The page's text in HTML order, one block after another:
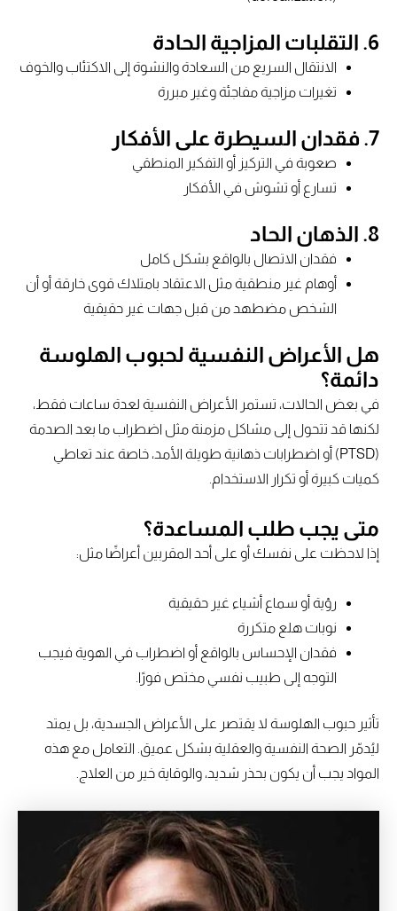
6. التقلبات المزاجية الحادة
الانتقال السريع من السعادة والنشوة إلى الاكتئاب والخوف
تغيرات مزاجية مفاجئة وغير مبررة
7. فقدان السيطرة على الأفكار
صعوبة في التركيز أو التفكير المنطقي
تسارع أو تشوش في الأفكار
8. الذهان الحاد
فقدان الاتصال بالواقع بشكل كامل
أوهام غير منطقية مثل الاعتقاد بامتلاك قوى خارقة أو أن
الشخص مضطهد من قبل جهات غير حقيقية
هل الأعراض النفسية لحبوب الهلوسة
دائمة؟
في بعض الحالات، تستمر الأعراض النفسية لعدة ساعات فقط،
لكنها قد تتحول إلى مشاكل مزمنة مثل اضطراب ما بعد الصدمة
(PTSD) أو اضطرابات ذهانية طويلة الأمد، خاصة عند تعاطي
كميات كبيرة أو تكرار الاستخدام.
متى يجب طلب المساعدة؟
إذا لاحظت على نفسك أو على أحد المقربين أعراضًا مثل:
رؤية أو سماع أشياء غير حقيقية
نوبات هلع متكررة
فقدان الإحساس بالواقع أو اضطراب في الهوية فيجب
التوجه إلى طبيب نفسي مختص فورًا.
تأثير حبوب الهلوسة لا يقتصر على الأعراض الجسدية، بل يمتد
ليُدمّر الصحة النفسية والعقلية بشكل عميق. التعامل مع هذه
المواد يجب أن يكون بحذر شديد، والوقاية خير من العلاج.